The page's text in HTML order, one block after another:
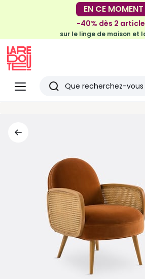
-30€ tous les
sur le meuble & la
EN CE MOMENT
-40% dès 2
sur le linge de maison et
Menu
Redoute
Rechercher